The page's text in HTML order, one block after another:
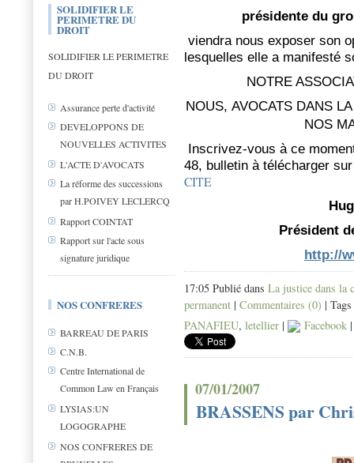
SOLIDIFIER LE
PERIMETRE DU
DROIT
SOLIDIFIER LE PERIMETRE
DU DROIT
Assurance perte d'activité
DEVELOPPONS DE
NOUVELLES ACTIVITES
L'ACTE D'AVOCATS
La réforme des successions
par H.POIVEY LECLERCQ
Rapport COINTAT
Rapport sur l'acte sous
signature juridique
NOS CONFRERES
BARREAU DE PARIS
C.N.B.
Centre International de
Common Law en Français
LYSIAS:UN
LOGOGRAPHE
NOS CONFRERES DE
présidente du
viendra nous exposer son
lesquelles elle a manifesté
NOTRE
NOUS, AVOCATS DANS
NOS
Inscrivez-vous à ce
48, bulletin à télécharger sur
CITE
Président
http://
17:05 Publié dans La justice dans la
permanent | Commentaires (0) |
PANAFIEU, letellier | Facebook
07/01/2007
BRASSENS par